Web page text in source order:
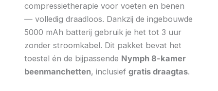
compressietherapie voor voeten en benen
— volledig draadloos. Dankzij de ingebouwde
5000 mAh batterij gebruik je het tot 3 uur
zonder stroomkabel. Dit pakket bevat het
toestel én de bijpassende Nymph 8-kamer
beenmanchetten, inclusief gratis draagtas.